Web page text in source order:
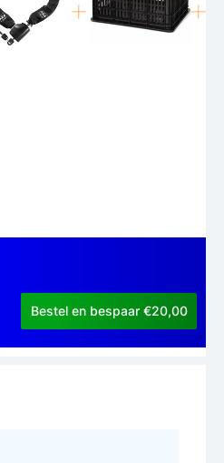
Bestel en bespaar €20,00